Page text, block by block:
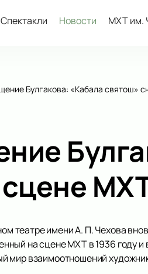
Спектакли Новости МХТ им.
Булгакова: «Кабала святош»
театре имени А. П. Чехова
на сцене МХТ в 1936 году
мир взаимоотношений